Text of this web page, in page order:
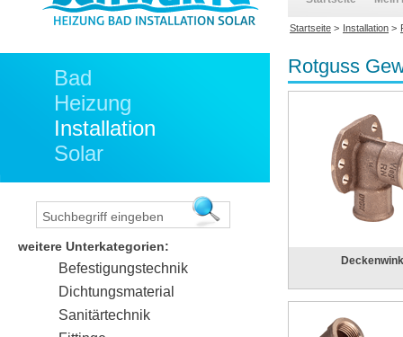
Rotguss
Bad
Heizung
Installation
Solar
weitere Unterkategorien:
Befestigungstechnik
Dichtungsmaterial
Sanitärtechnik
Startseite > Installation >